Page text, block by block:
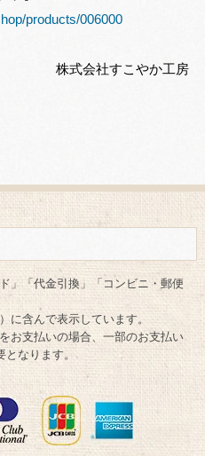
products/006000
株式会社すこやか工房
」「代金引換」「コンビニ・郵便
に含んで表示しています。
お支払いの場合、一部のお支払い
なります。